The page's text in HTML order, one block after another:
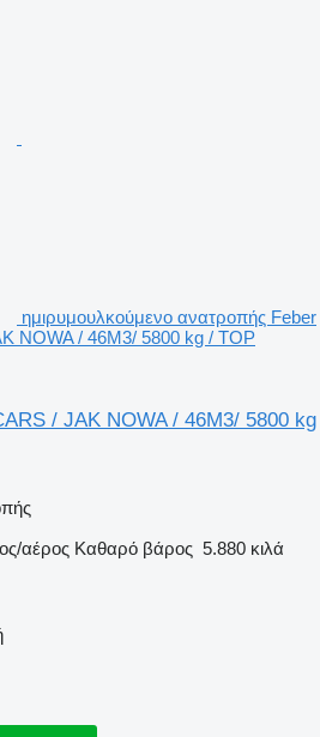
ημιρυμουλκούμενο ανατροπής Feber
NOWA / 46M3/ 5800 kg / TOP
/ JAK NOWA / 46M3/ 5800 kg
αέρος Καθαρό βάρος 5.880 κιλά